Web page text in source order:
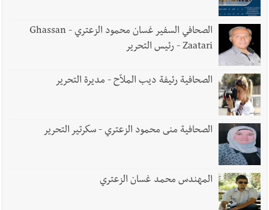
الصحافي السفير غسان محمود الزعتري - Ghassan
Zaatari - رئيس التحرير
الصحافية رئيفة ديب الملاّح - مديرة التحرير
الصحافية منى محمود الزعتري - سكرتير التحرير
المهندس محمد غسان الزعتري